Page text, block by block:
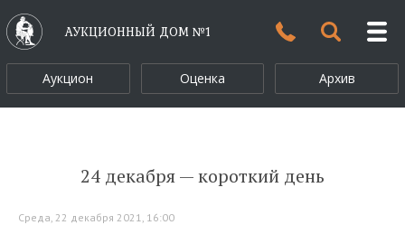
АУКЦИОННЫЙ ДОМ №1
Аукцион Оценка Архив
24 декабря — короткий день
Среда, 22 декабря 2021, 16:00